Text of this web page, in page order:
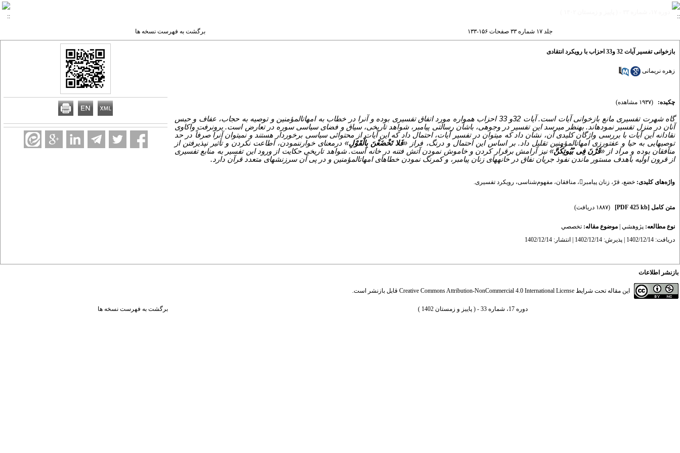
جلد ۱۷ شماره ۳۳ صفحات ۱۵۶-۱۳۳ برگشت به فهرست نسخه ها
بازخوانی تفسیر آیات 32 و33 احزاب با رویکرد انتقادی
زهره نریمانی
چکیده: (۱۹۳۷ مشاهده)
گاه شهرت تفسیری مانع بازخوانی آیات است. آیات 32و 33 احزاب همواره مورد اتفاق تفسیری بوده و آن­را در خطاب به امهات­المؤمنین و توصیه به حجاب، عفاف و حبس
آنان در منزل تفسیر نموده­اند. به­نظر می­رسد این تفسیر در وجوهی، باشأن رسالتی پیامبر، شواهد تاریخی، سیاق و فضای سیاسی سوره در تعارض است. برون­رفت واکاوی
نقادانه این آیات با بررسی واژگان کلیدی آن، نشان داد که می­توان در تفسیر آیات، احتمال داد که این آیات از محتوائی سیاسی برخوردار هستند و نمی­توان آن­را صرفاً در حد
توصیه­ایی به حیا و عفت­ورزی امهات­المؤمنین تقلیل داد. بر اساس این احتمال و درنگ، فراز «فَلا تَخْضَعْنَ بِالْقَوْلِ» درمعنای خوارننمودن، اطاعت نکردن و تأثیر نپذیرفتن از
منافقان بوده و مراد از «قَرْنَ فِی بُیُوتِکُنَّ» نیز آرامش برقرار کردن و خاموش نمودن آتش فتنه در خانه است. شواهد تاریخی حکایت از ورود این تفسیر به منابع تفسیری
از قرون اولیه باهدف مستور ماندن نفوذ جریان نفاق در خانه­های زنان پیامبر، و کم­رنگ نمودن خطاهای امهات­المؤمنین و در پی آن سرزنش­های متعدد قرآن دارد.
واژه‌های کلیدی: خضع، قرّ ، زنان پیامبر ، منافقان، مفهوم‌شناسی، رویکرد تفسیری.
متن کامل [PDF 425 kb] (۱۸۸۷ دریافت)
نوع مطالعه: پژوهشي موضوع مقاله: تخصصي
دریافت: 1402/12/14 | پذیرش: 1402/12/14 | انتشار: 1402/12/14
بازنشر اطلاعات
این مقاله تحت شرایط Creative Commons Attribution-NonCommercial 4.0 International License قابل بازنشر است.
دوره 17، شماره 33 - ( پاییز و زمستان 1402 ) برگشت به فهرست نسخه ها